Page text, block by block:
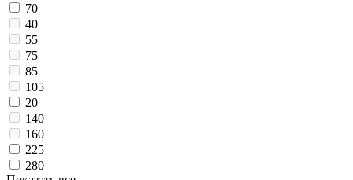
70
40
55
75
85
105
20
140
160
225
280